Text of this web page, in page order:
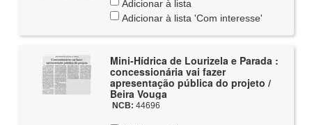
Adicionar à lista
Adicionar à lista 'Com interesse'
Mini-Hídrica de Lourizela e Parada :
concessionária vai fazer
apresentação pública do projeto /
Beira Vouga
NCB: 44696